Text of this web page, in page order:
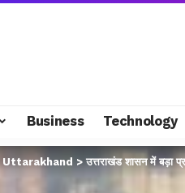
Business Technology
Uttarakhand > उत्तराखंड शासन में बड़ा